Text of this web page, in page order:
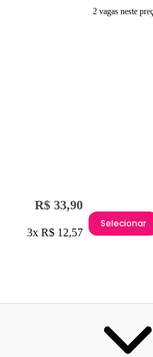
2 vagas neste
R$ 33,90
3x R$ 12,57
Selecionar